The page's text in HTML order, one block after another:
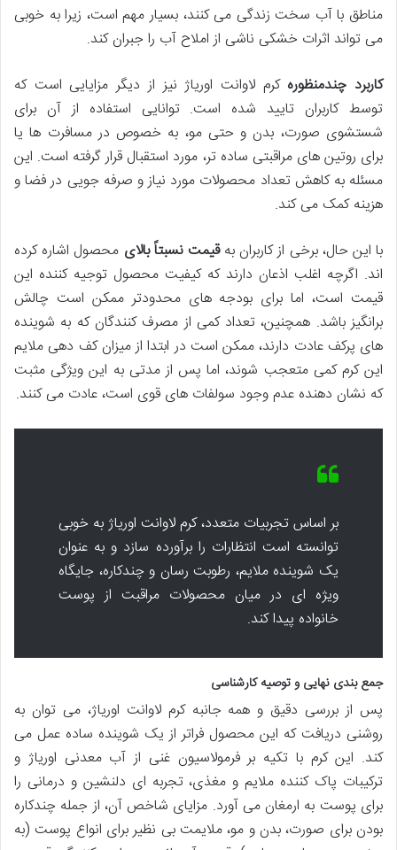
مناطق با آب سخت زندگی می کنند، بسیار مهم است، زیرا به خوبی
می تواند اثرات خشکی ناشی از املاح آب را جبران کند.
کاربرد چندمنظوره کرم لاوانت اوریاژ نیز از دیگر مزایایی است که
توسط کاربران تایید شده است. توانایی استفاده از آن برای
شستشوی صورت، بدن و حتی مو، به خصوص در مسافرت ها یا
برای روتین های مراقبتی ساده تر، مورد استقبال قرار گرفته است. این
مسئله به کاهش تعداد محصولات مورد نیاز و صرفه جویی در فضا و
هزینه کمک می کند.
با این حال، برخی از کاربران بهقیمت نسبتاً بالای محصول اشاره کرده
اند. اگرچه اغلب اذعان دارند که کیفیت محصول توجیه کننده این
قیمت است، اما برای بودجه های محدودتر ممکن است چالش
برانگیز باشد. همچنین، تعداد کمی از مصرف کنندگان که به شوینده
های پرکف عادت دارند، ممکن است در ابتدا از میزان کف دهی ملایم
این کرم کمی متعجب شوند، اما پس از مدتی به این ویژگی مثبت
که نشان دهنده عدم وجود سولفات های قوی است، عادت می کنند.
بر اساس تجربیات متعدد، کرم لاوانت اوریاژ به خوبی
توانسته است انتظارات را برآورده سازد و به عنوان
یک شوینده ملایم، رطوبت رسان و چندکاره، جایگاه
ویژه ای در میان محصولات مراقبت از پوست
خانواده پیدا کند.
جمع بندی نهایی و توصیه کارشناسی
پس از بررسی دقیق و همه جانبه کرم لاوانت اوریاژ، می توان به
روشنی دریافت که این محصول فراتر از یک شوینده ساده عمل می
کند. این کرم با تکیه بر فرمولاسیون غنی از آب معدنی اوریاژ و
ترکیبات پاک کننده ملایم و مغذی، تجربه ای دلنشین و درمانی را
برای پوست به ارمغان می آورد. مزایای شاخص آن، از جمله چندکاره
بودن برای صورت، بدن و مو، ملایمت بی نظیر برای انواع پوست (به